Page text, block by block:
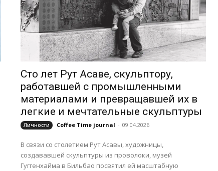
Сто лет Рут Асаве, скульптору,
работавшей с промышленными
материалами и превращавшей их в
легкие и мечтательные скульптуры
Личности Coffee Time journal - 09.04.2026
В связи со столетием Рут Асавы, художницы,
создававшей скульптуры из проволоки, музей
Гуггенхайма в Бильбао посвятил ей масштабную